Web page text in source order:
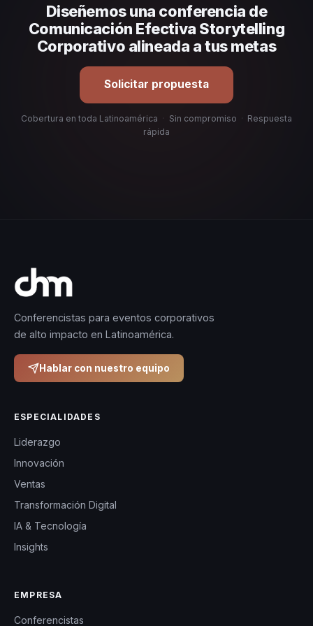
organizacional. En CHM Latinoamérica te ayudamos con
una selección estratégica basada en estos criterios.
Diseñemos una conferencia de
Comunicación Efectiva Storytelling
Corporativo alineada a tus metas
Solicitar propuesta
Cobertura en toda Latinoamérica · Sin compromiso · Respuesta
rápida
Conferencistas para eventos corporativos
de alto impacto en Latinoamérica.
Hablar con nuestro equipo
ESPECIALIDADES
Liderazgo
Innovación
Ventas
Transformación Digital
IA & Tecnología
Insights
EMPRESA
Conferencistas